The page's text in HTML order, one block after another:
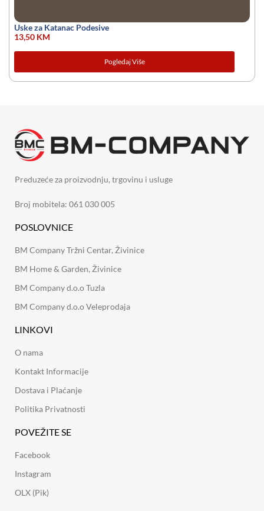
Uske za Katanac Podesive
13,50 KM
Pogledaj Više
Preduzeće za proizvodnju, trgovinu i usluge
Broj mobitela: 061 030 005
POSLOVNICE
BM Company Tržni Centar, Živinice
BM Home & Garden, Živinice
BM Company d.o.o Tuzla
BM Company d.o.o Veleprodaja
LINKOVI
O nama
Kontakt Informacije
Dostava i Plaćanje
Politika Privatnosti
POVEŽITE SE
Facebook
Instagram
OLX (Pik)